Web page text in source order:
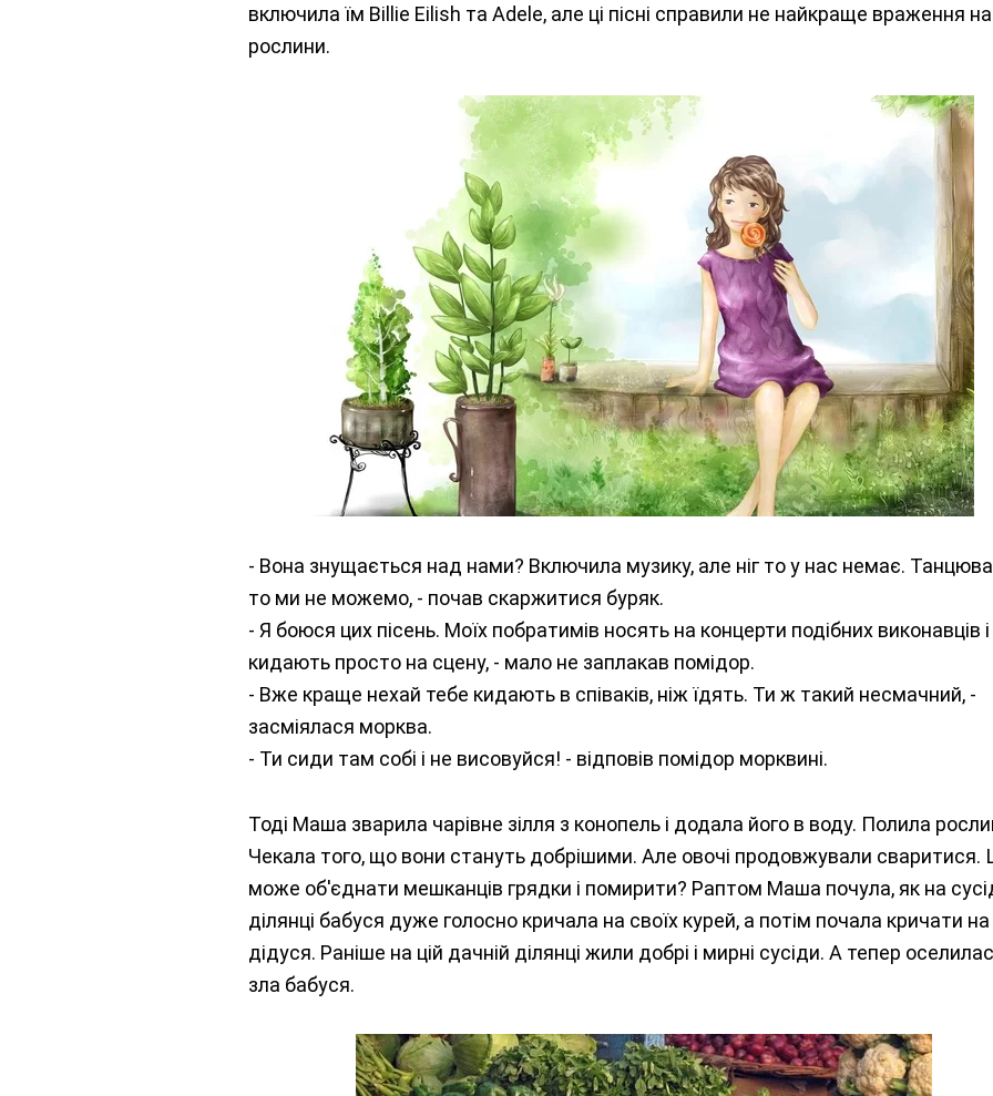
включила їм Billie Eilish та Adele, але ці пісні справили не найкраще враження на
рослини.
- Вона знущається над нами? Включила музику, але ніг то у нас немає.
то ми не можемо, - почав скаржитися буряк.
- Я боюся цих пісень. Моїх побратимів носять на концерти подібних виконавців і
кидають просто на сцену, - мало не заплакав помідор.
- Вже краще нехай тебе кидають в співаків, ніж їдять. Ти ж такий несмачний, -
засміялася морква.
- Ти сиди там собі і не висовуйся! - відповів помідор морквині.
Тоді Маша зварила чарівне зілля з конопель і додала його в воду. Полила
Чекала того, що вони стануть добрішими. Але овочі продовжували
може об'єднати мешканців грядки і помирити? Раптом Маша почула, як на
ділянці бабуся дуже голосно кричала на своїх курей, а потім почала кричати на
дідуся. Раніше на цій дачній ділянці жили добрі і мирні сусіди. А тепер
зла бабуся.